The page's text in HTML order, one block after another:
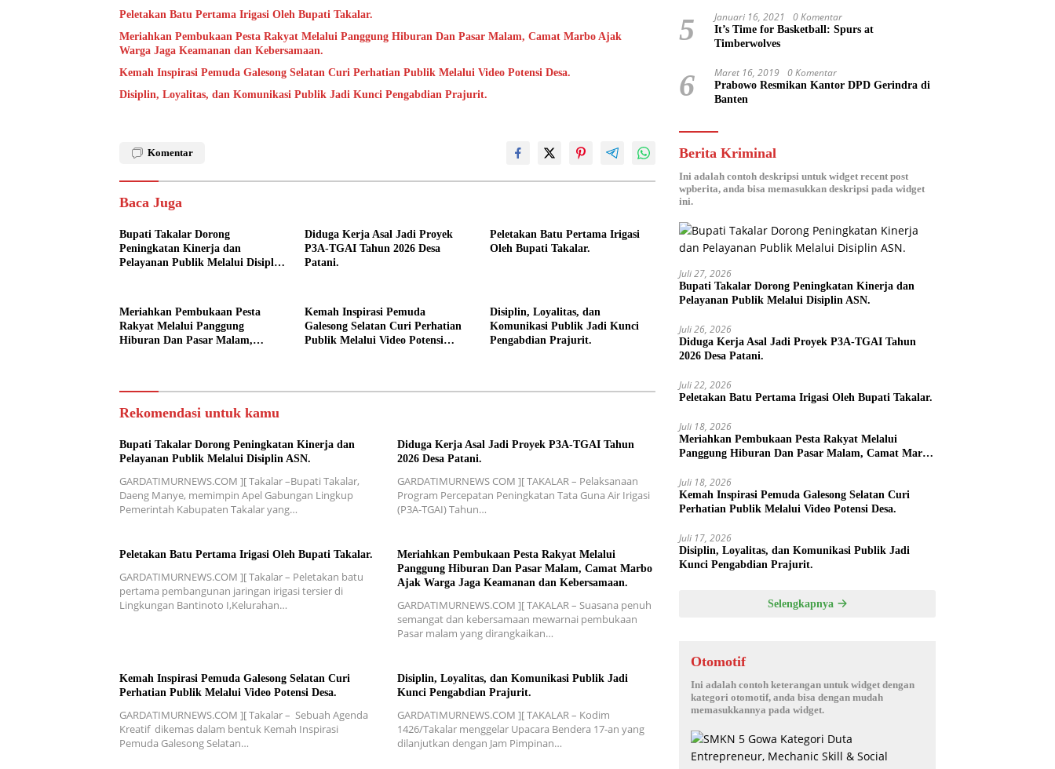
Peletakan Batu Pertama Irigasi Oleh Bupati Takalar.
Meriahkan Pembukaan Pesta Rakyat Melalui Panggung Hiburan Dan Pasar Malam, Camat Marbo Ajak
Warga Jaga Keamanan dan Kebersamaan.
Kemah Inspirasi Pemuda Galesong Selatan Curi Perhatian Publik Melalui Video Potensi Desa.
Disiplin, Loyalitas, dan Komunikasi Publik Jadi Kunci Pengabdian Prajurit.
Komentar
Baca Juga
Bupati Takalar Dorong
Peningkatan Kinerja dan
Pelayanan Publik Melalui Disiplin
Diduga Kerja Asal Jadi Proyek
P3A-TGAI Tahun 2026 Desa
Patani.
Peletakan Batu Pertama Irigasi
Oleh Bupati Takalar.
Meriahkan Pembukaan Pesta
Rakyat Melalui Panggung
Hiburan Dan Pasar Malam,
Kemah Inspirasi Pemuda
Galesong Selatan Curi Perhatian
Publik Melalui Video Potensi
Disiplin, Loyalitas, dan
Komunikasi Publik Jadi Kunci
Pengabdian Prajurit.
Rekomendasi untuk kamu
Bupati Takalar Dorong Peningkatan Kinerja dan
Pelayanan Publik Melalui Disiplin ASN.
GARDATIMURNEWS.COM ][ Takalar –Bupati Takalar,
Daeng Manye, memimpin Apel Gabungan Lingkup
Pemerintah Kabupaten Takalar yang…
Diduga Kerja Asal Jadi Proyek P3A-TGAI Tahun
2026 Desa Patani.
GARDATIMURNEWS COM ][ TAKALAR – Pelaksanaan
Program Percepatan Peningkatan Tata Guna Air Irigasi
(P3A-TGAI) Tahun…
Peletakan Batu Pertama Irigasi Oleh Bupati Takalar.
GARDATIMURNEWS.COM ][ Takalar – Peletakan batu
pertama pembangunan jaringan irigasi tersier di
Lingkungan Bantinoto I,Kelurahan…
Meriahkan Pembukaan Pesta Rakyat Melalui
Panggung Hiburan Dan Pasar Malam, Camat Marbo
Ajak Warga Jaga Keamanan dan Kebersamaan.
GARDATIMURNEWS.COM ][ TAKALAR – Suasana penuh
semangat dan kebersamaan mewarnai pembukaan
Pasar malam yang dirangkaikan…
Kemah Inspirasi Pemuda Galesong Selatan Curi
Perhatian Publik Melalui Video Potensi Desa.
GARDATIMURNEWS.COM ][ Takalar – Sebuah Agenda
Kreatif dikemas dalam bentuk Kemah Inspirasi
Pemuda Galesong Selatan…
Disiplin, Loyalitas, dan Komunikasi Publik Jadi
Kunci Pengabdian Prajurit.
GARDATIMURNEWS.COM ][ TAKALAR – Kodim
1426/Takalar menggelar Upacara Bendera 17-an yang
dilanjutkan dengan Jam Pimpinan…
5 Januari 16, 2021 0 Komentar
It’s Time for Basketball: Spurs at
Timberwolves
6 Maret 16, 2019 0 Komentar
Prabowo Resmikan Kantor DPD Gerindra di
Banten
Berita Kriminal
Ini adalah contoh deskripsi untuk widget recent post
wpberita, anda bisa memasukkan deskripsi pada widget
ini.
Juli 27, 2026
Bupati Takalar Dorong Peningkatan Kinerja dan
Pelayanan Publik Melalui Disiplin ASN.
Juli 26, 2026
Diduga Kerja Asal Jadi Proyek P3A-TGAI Tahun
2026 Desa Patani.
Juli 22, 2026
Peletakan Batu Pertama Irigasi Oleh Bupati Takalar.
Juli 18, 2026
Meriahkan Pembukaan Pesta Rakyat Melalui
Panggung Hiburan Dan Pasar Malam, Camat Marbo
Juli 18, 2026
Kemah Inspirasi Pemuda Galesong Selatan Curi
Perhatian Publik Melalui Video Potensi Desa.
Juli 17, 2026
Disiplin, Loyalitas, dan Komunikasi Publik Jadi
Kunci Pengabdian Prajurit.
Selengkapnya
Otomotif
Ini adalah contoh keterangan untuk widget dengan
kategori otomotif, anda bisa dengan mudah
memasukkannya pada widget.